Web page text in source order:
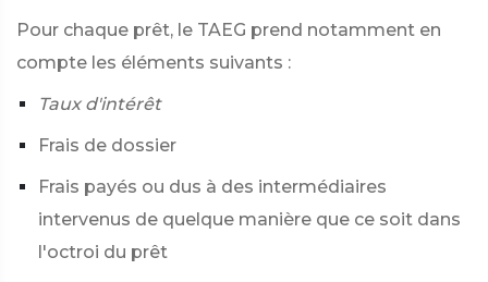
Pour chaque prêt, le TAEG prend notamment en
compte les éléments suivants :
Taux d'intérêt
Frais de dossier
Frais payés ou dus à des intermédiaires
intervenus de quelque manière que ce soit dans
l'octroi du prêt